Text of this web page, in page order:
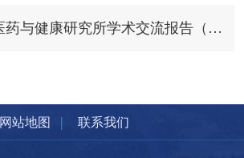
下一篇：生物医药与健康研究所学术交流报告（第五期）——智能传感芯片与系统设计
网站地图 | 联系我们